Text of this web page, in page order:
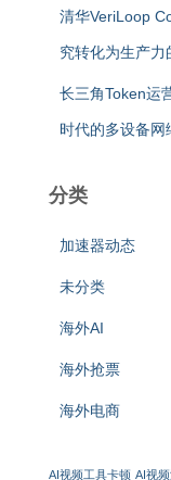
清华VeriLoop
究转化为生产力
长三角Token运
时代的多设备网
分类
加速器动态
未分类
海外AI
海外抢票
海外电商
AI视频工具卡顿 AI视